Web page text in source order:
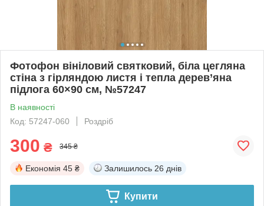
Фотофон вініловий святковий, біла цегляна
стіна з гірляндою листя і тепла дерев’яна
підлога 60×90 см, №57247
В наявності
Код: 57247-060
Роздріб
300 ₴ 345 ₴
Економія 45 ₴ Залишилось 26 днів
Купити